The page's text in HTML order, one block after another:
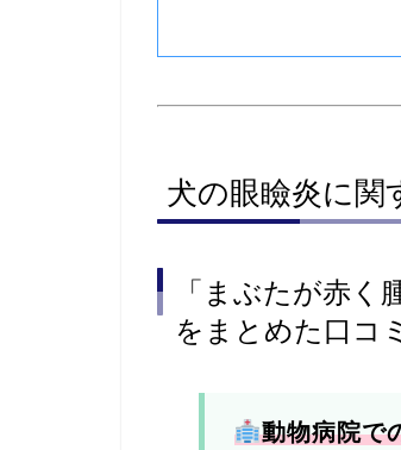
犬の眼瞼炎に関
「まぶたが赤
をまとめた口コ
動物病院で